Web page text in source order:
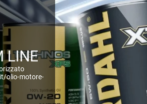
LINE
olio-motore-